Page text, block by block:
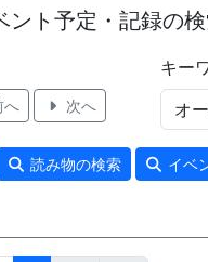
ント予定・記録の
へ 次へ
キー
読み物の検索 イベ